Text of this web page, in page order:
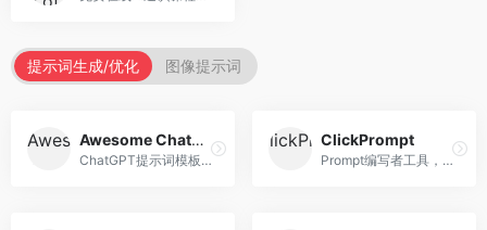
提示词生成/优化 图像提示词
Awesome ChatGPT Prompts
ChatGPT提示词模板库，专注于实用提示词收集。面向ChatGPT用户，提供提示词模板、使用场景、效果展示等资源，模板实用性强。
ClickPrompt
Prompt编写者工具，专注于提示词创作辅助。面向提示词创作者，提供提示词编辑、测试、分享等服务，创作工具完善。